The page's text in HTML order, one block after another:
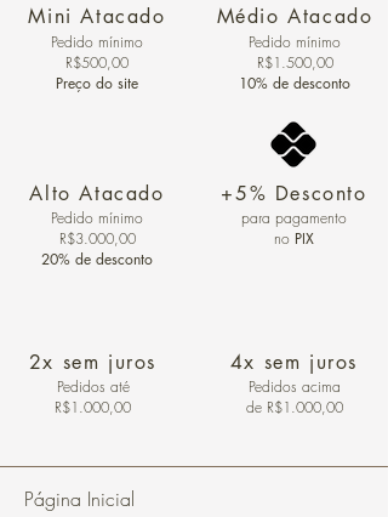
Mini Atacado
Pedido ​mínimo
R$500,00
Preço do site
Alto Atacado
Pedido mínimo
R$3.000,00
20% de desconto
2x sem juros
Pedidos até
R$1.000,00
Médio Atacado
Pedido mínimo
R$1.500,00
10% de desconto
+5% Desconto
para pagamento
no PIX
4x sem juros
Pedidos acima
de R$1.000,00
Página Inicial